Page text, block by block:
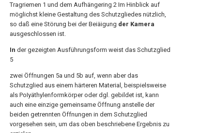
Tragriemen 1 und dem Aufhängering 2 Im Hinblick auf
möglichst kleine Gestaltung des Schutzgliedes nützlich,
so daß eine Störung bei der Beiäigung der Kamera
ausgeschlossen ist.
In der gezeigten Ausführungsform weist das Schutzglied
5
zwei Öffnungen 5a und 5b auf, wenn aber das
Schutzglied aus einem härteren Material, beispielsweise
als PoIyäthylenformkörper oder dgl. gebildet ist, kann
auch eine einzige gemeinsame Öffnung anstelle der
beiden getrennten Öffnungen in dem Schutzglied
vorgesehen sein, um das oben beschriebene Ergebnis zu